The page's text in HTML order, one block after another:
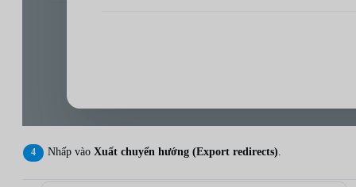
Nhấp vào Xuất chuyển hướng (Export redirects)